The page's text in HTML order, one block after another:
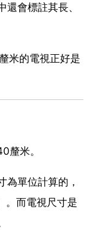
會標註其長、
米的電視正好是
釐米。
為單位計算的，
。而電視尺寸是